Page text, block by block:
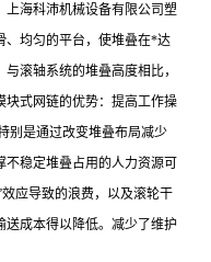
上海科沛机械设备有限公司塑
、均匀的平台，使堆叠在*达
滚轴系统的堆叠高度相比，
块式网链的优势：提高工作操
别是通过改变堆叠布局减少
稳定堆叠占用的人力资源可
应导致的浪费，以及滚轮干
成本得以降低。减少了维护